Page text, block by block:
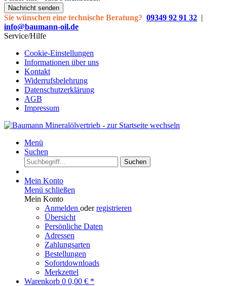
Nachricht senden
Sie wünschen eine technische Beratung? 09349 92 91 32 |
info@baumann-oil.de
Service/Hilfe
Cookie-Einstellungen
Informationen über uns
Kontakt
Widerrufsbelehrung
Datenschutzerklärung
AGB
Impressum
Menü
Suchen
Suchen
Mein Konto
Menü schließen
Mein Konto
Anmelden oderregistrieren
Übersicht
Persönliche Daten
Adressen
Zahlungsarten
Bestellungen
Sofortdownloads
Merkzettel
Warenkorb 0 0,00 € *